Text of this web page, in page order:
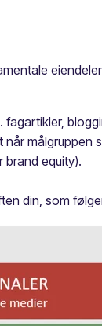
brand equity).
din, som